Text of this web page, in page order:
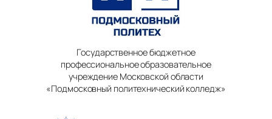
Государственное бюджетное
профессиональное образовательное
учреждение Московской области
«Подмосковный политехнический колледж»